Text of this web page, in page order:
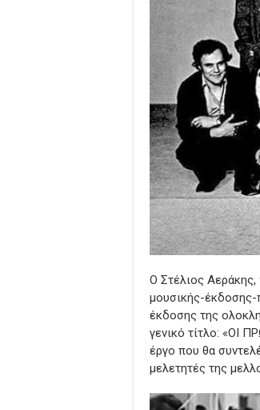
Ο Στέλιος Αεράκης,
μουσικής-έκδοσης-
έκδοσης της
γενικό τίτλο:
έργο που θα
μελετητές της